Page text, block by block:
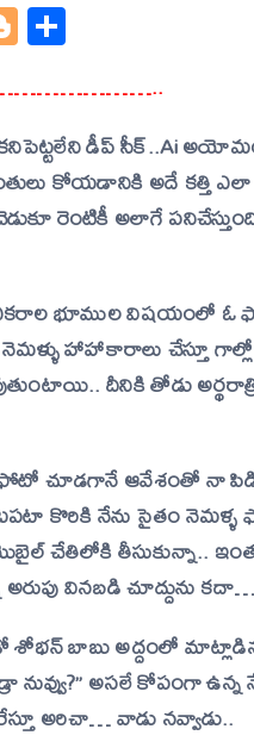
Blogger
డీప్ సీక్..Ai
కోయడానికి అదే కత్తి
రెంటికీ అలాగే
భూముల విషయంలో
నెమళ్ళు హాహాకారాలు చేస్తూ
దీనికి తోడు
చూడగానే ఆవేశంతో నా
కొరికి నేను సైతం
చేతిలోకి తీసుకున్నా..
వినబడి చూద్దును
బాబు అద్దంలో
నువ్వు?” అసలే కోపంగా
అరిచా…వాడు నవ్వాడు..